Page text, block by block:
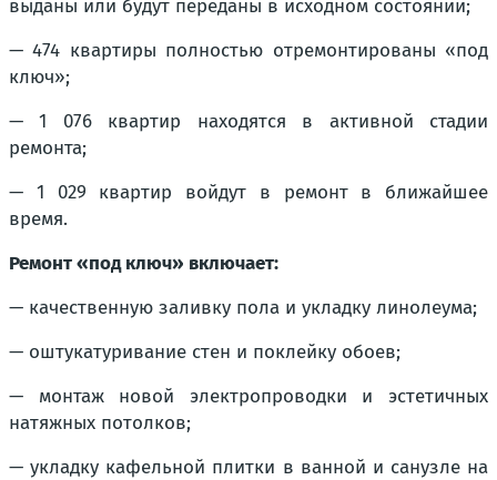
выданы или будут переданы в исходном состоянии;
— 474 квартиры полностью отремонтированы «под
ключ»;
— 1 076 квартир находятся в активной стадии
ремонта;
— 1 029 квартир войдут в ремонт в ближайшее
время.
Ремонт «под ключ» включает:
— качественную заливку пола и укладку линолеума;
— оштукатуривание стен и поклейку обоев;
— монтаж новой электропроводки и эстетичных
натяжных потолков;
— укладку кафельной плитки в ванной и санузле на